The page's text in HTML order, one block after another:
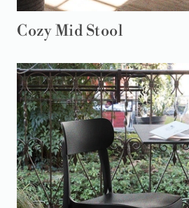
Cozy Mid Stool